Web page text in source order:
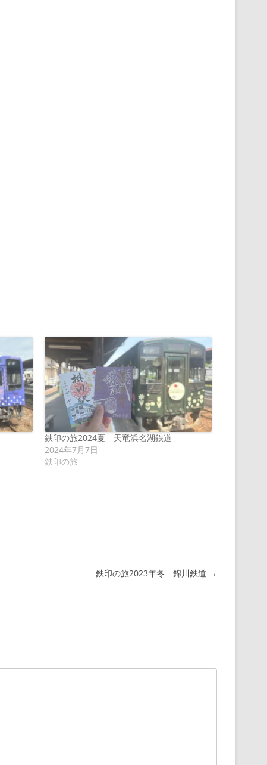
鉄印の旅2024夏 天竜浜名湖鉄道
2024年7月7日
鉄印の旅
鉄印の旅2023年冬 錦川鉄道 →